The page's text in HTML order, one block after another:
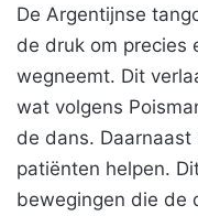
De Argentijnse
de druk om precies
wegneemt. Dit
wat volgens
de dans. Daarnaast
patiënten helpen.
bewegingen die de